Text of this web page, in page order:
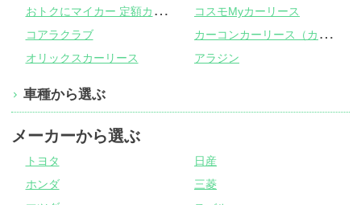
お
トクにマイカー 定額カルモくん
コスモMyカーリース
コアラクラブ
カ
ーコンカーリース（カーコンビニ倶楽部）
オリックスカーリース アラジン
車種から選ぶ
メーカーから選ぶ
トヨタ
日産
ホンダ
三菱